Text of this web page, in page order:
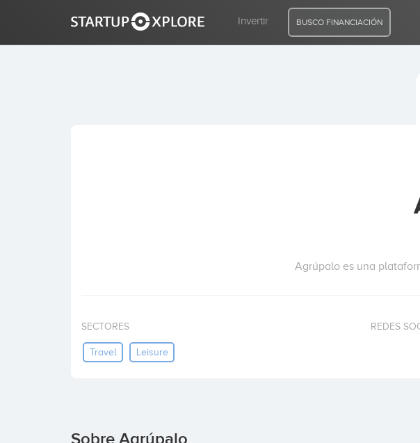
Invertir BUSCO FINANCIACIÓN
Agrúpalo es una
SECTORES
Travel Leisure
REDES